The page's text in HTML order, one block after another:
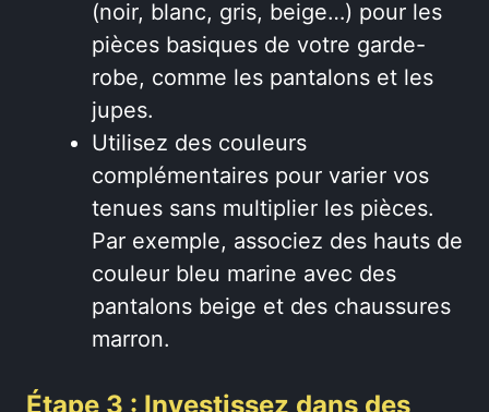
(noir, blanc, gris, beige…) pour les
pièces basiques de votre garde-
robe, comme les pantalons et les
jupes.
Utilisez des couleurs
complémentaires pour varier vos
tenues sans multiplier les pièces.
Par exemple, associez des hauts de
couleur bleu marine avec des
pantalons beige et des chaussures
marron.
Étape 3 : Investissez dans des